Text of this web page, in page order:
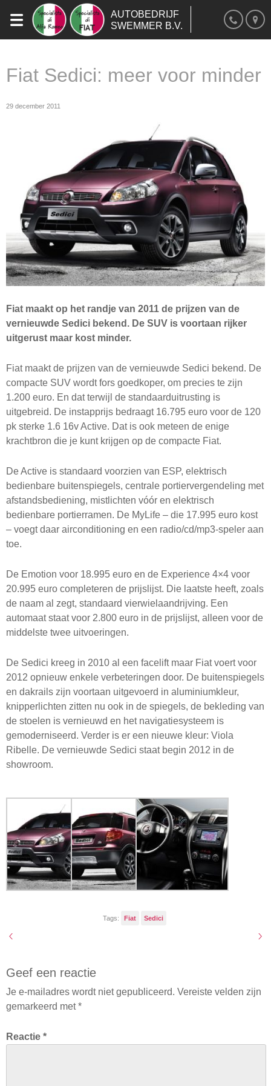
AUTOBEDRIJF
SWEMMER B.V.
Fiat Sedici: meer voor minder
29 december 2011
Fiat maakt op het randje van 2011 de prijzen van de
vernieuwde Sedici bekend. De SUV is voortaan rijker
uitgerust maar kost minder.
Fiat maakt de prijzen van de vernieuwde Sedici bekend. De
compacte SUV wordt fors goedkoper, om precies te zijn
1.200 euro. En dat terwijl de standaarduitrusting is
uitgebreid. De instapprijs bedraagt 16.795 euro voor de 120
pk sterke 1.6 16v Active. Dat is ook meteen de enige
krachtbron die je kunt krijgen op de compacte Fiat.
De Active is standaard voorzien van ESP, elektrisch
bedienbare buitenspiegels, centrale portiervergendeling met
afstandsbediening, mistlichten vóór en elektrisch
bedienbare portierramen. De MyLife – die 17.995 euro kost
– voegt daar airconditioning en een radio/cd/mp3-speler aan
toe.
De Emotion voor 18.995 euro en de Experience 4×4 voor
20.995 euro completeren de prijslijst. Die laatste heeft, zoals
de naam al zegt, standaard vierwielaandrijving. Een
automaat staat voor 2.800 euro in de prijslijst, alleen voor de
middelste twee uitvoeringen.
De Sedici kreeg in 2010 al een facelift maar Fiat voert voor
2012 opnieuw enkele verbeteringen door. De buitenspiegels
en dakrails zijn voortaan uitgevoerd in aluminiumkleur,
knipperlichten zitten nu ook in de spiegels, de bekleding van
de stoelen is vernieuwd en het navigatiesysteem is
gemoderniseerd. Verder is er een nieuwe kleur: Viola
Ribelle. De vernieuwde Sedici staat begin 2012 in de
showroom.
Tags: Fiat Sedici
Geef een reactie
Je e-mailadres wordt niet gepubliceerd. Vereiste velden zijn
gemarkeerd met*
Reactie *